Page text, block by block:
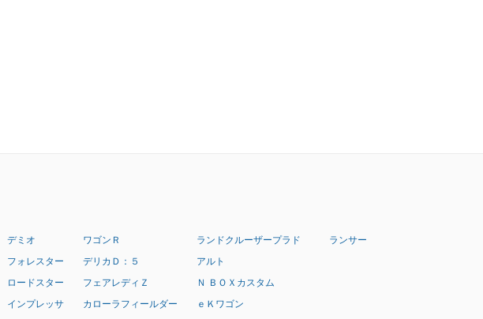
デミオ
フォレスター
ロードスター
インプレッサ
ワゴンＲ
デリカＤ：５
フェアレディＺ
カローラフィールダー
ランドクルーザープラド
アルト
Ｎ ＢＯＸカスタム
ｅＫワゴン
ランサー